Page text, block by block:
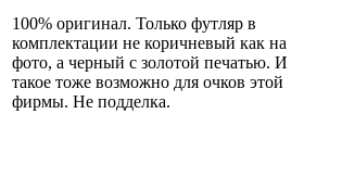
100% оригинал. Только футляр в
комплектации не коричневый как на
фото, а черный с золотой печатью. И
такое тоже возможно для очков этой
фирмы. Не подделка.